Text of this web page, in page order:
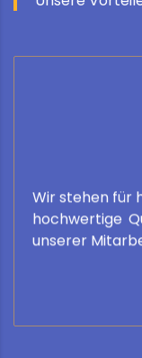
Wir stehen für
hochwertige
unserer
Die